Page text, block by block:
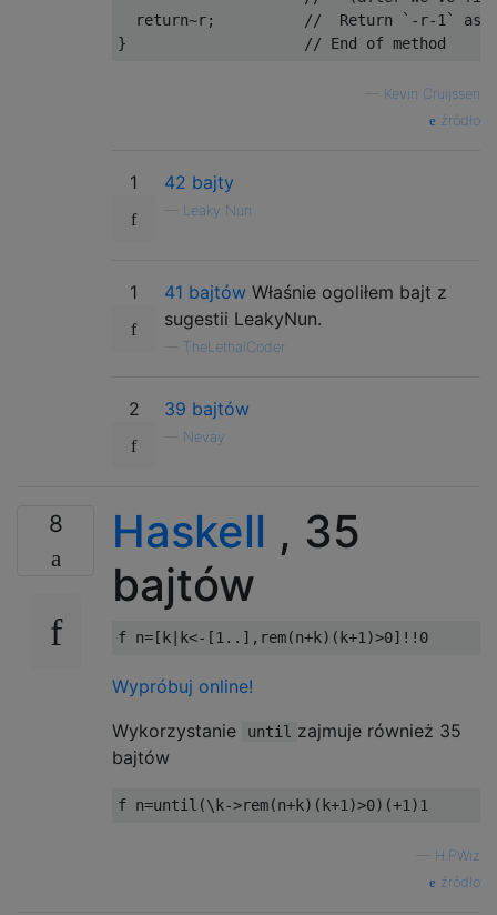
return~r;
//  Return `-r-1` as
}
// End of method
Kevin Cruijssen
źródło
1 42 bajty
Leaky Nun
1 41 bajtów Właśnie ogoliłem bajt z
sugestii LeakyNun.
TheLethalCoder
2 39 bajtów
Nevay
8 Haskell , 35
bajtów
f n=[ k k<-[1 ..], rem(n+k)( k+1 )>0]!! 0
Wypróbuj online!
Wykorzystanie
until zajmuje również 35
bajtów
f n=until (\ k->rem(n+k)( k+1 )>0)(+1 )1
H.PWiz
źródło